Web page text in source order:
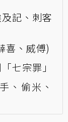
記、刺客
喜、威傅)
七宗罪」
、偷米、